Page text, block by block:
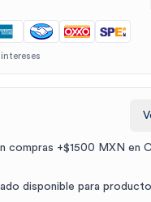
compras +$1500 MXN en
disponible para